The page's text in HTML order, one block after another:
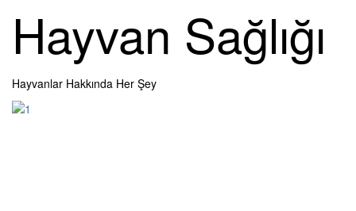
content
Hayvan Sağlığı
Hayvanlar Hakkında Her Şey